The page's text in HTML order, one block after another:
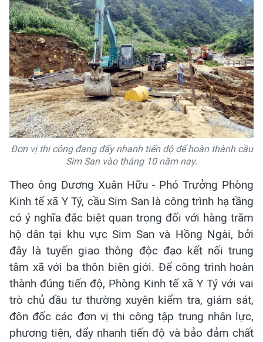
Đơn vị thi công đang đẩy nhanh tiến độ để hoàn thành cầu
Sim San vào tháng 10 năm nay.
Theo ông Dương Xuân Hữu - Phó Trưởng Phòng
Kinh tế xã Y Tý, cầu Sim San là công trình hạ tầng
có ý nghĩa đặc biệt quan trọng đối với hàng trăm
hộ dân tại khu vực Sim San và Hồng Ngài, bởi
đây là tuyến giao thông độc đạo kết nối trung
tâm xã với ba thôn biên giới. Để công trình hoàn
thành đúng tiến độ, Phòng Kinh tế xã Y Tý với vai
trò chủ đầu tư thường xuyên kiểm tra, giám sát,
đôn đốc các đơn vị thi công tập trung nhân lực,
phương tiện, đẩy nhanh tiến độ và bảo đảm chất